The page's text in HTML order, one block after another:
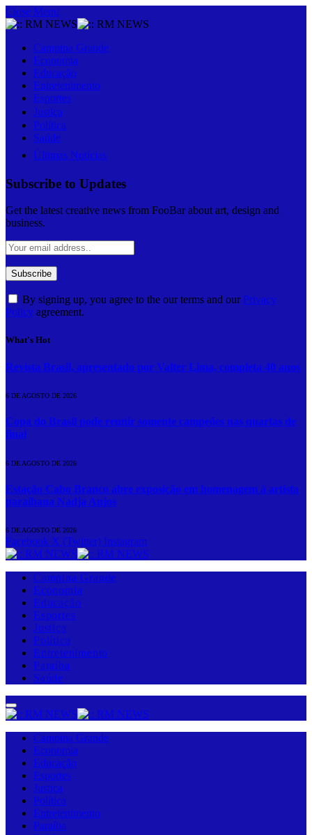
Close Menu
Campina Grande
Economia
Educação
Entretenimento
Esportes
Justiça
Política
Saúde
Últimas Notícias
Subscribe to Updates
Get the latest creative news from FooBar about art, design and
business.
By signing up, you agree to the our terms and our Privacy
Policy agreement.
What's Hot
Revista Brasil, apresentado por Valter Lima, completa 40 anos
6 DE AGOSTO DE 2026
Copa do Brasil pode reunir somente campeões nas quartas de
final
6 DE AGOSTO DE 2026
Estação Cabo Branco abre exposição em homenagem à artista
paraibana Nadja Anjos
6 DE AGOSTO DE 2026
Facebook X (Twitter) Instagram
Campina Grande
Economia
Educação
Esportes
Justiça
Política
Entretenimento
Paraíba
Saúde
Campina Grande
Economia
Educação
Esportes
Justiça
Política
Entretenimento
Paraíba